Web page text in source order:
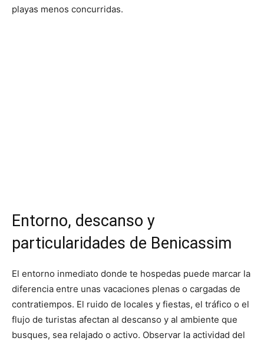
playas menos concurridas.
Entorno, descanso y
particularidades de Benicassim
El entorno inmediato donde te hospedas puede marcar la
diferencia entre unas vacaciones plenas o cargadas de
contratiempos. El ruido de locales y fiestas, el tráfico o el
flujo de turistas afectan al descanso y al ambiente que
busques, sea relajado o activo. Observar la actividad del